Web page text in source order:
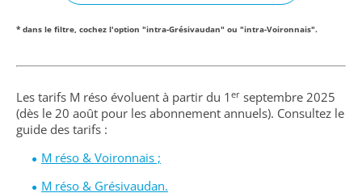
* dans le filtre, cochez l'option "intra-Grésivaudan" ou "intra-Voironnais".
Les tarifs M réso évoluent à partir du 1 er septembre 2025
(dès le 20 août pour les abonnement annuels). Consultez le
guide des tarifs :
M réso & Voironnais ;
M réso & Grésivaudan.